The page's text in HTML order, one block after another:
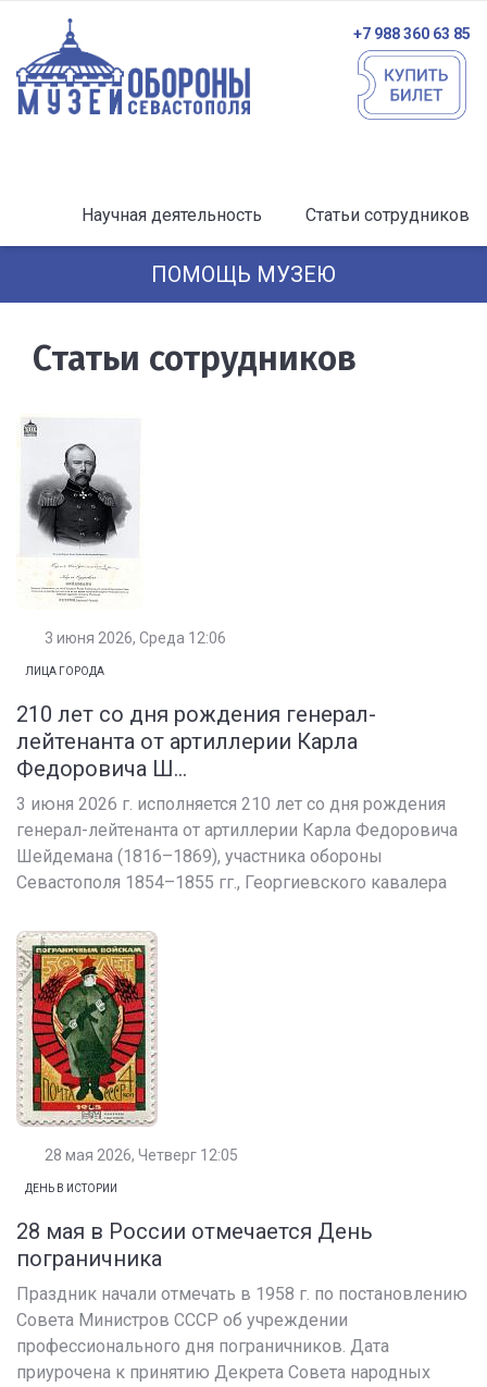
+7 988 360 63 85
Научная деятельность Статьи сотрудников
ПОМОЩЬ МУЗЕЮ
Статьи сотрудников
3 июня 2026, Среда 12:06
ЛИЦА ГОРОДА
210 лет со дня рождения генерал-
лейтенанта от артиллерии Карла
Федоровича Ш...
3 июня 2026 г. исполняется 210 лет со дня рождения
генерал-лейтенанта от артиллерии Карла Федоровича
Шейдемана (1816–1869), участника обороны
Севастополя 1854–1855 гг., Георгиевского кавалера
28 мая 2026, Четверг 12:05
ДЕНЬ В ИСТОРИИ
28 мая в России отмечается День
пограничника
Праздник начали отмечать в 1958 г. по постановлению
Совета Министров СССР об учреждении
профессионального дня пограничников. Дата
приурочена к принятию Декрета Совета народных